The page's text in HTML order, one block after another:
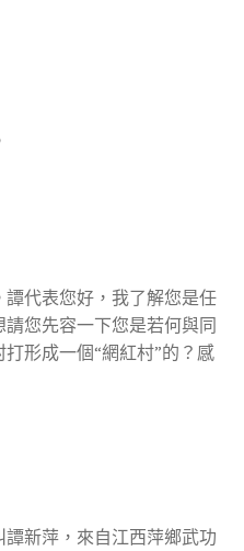
代表您好，我了解您是任
您先容一下您是若何與同
形成一個“網紅村”的？感
新萍，來自江西萍鄉武功